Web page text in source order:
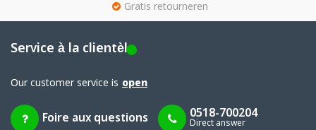
Gratis retourneren
Service à la clientèle
Our customer service is open
Foire aux questions 0518-700204
Direct answer